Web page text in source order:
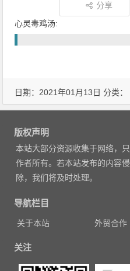
分享
心灵毒鸡汤:
日期：2021年01月13日 分类：
版权声明
本站大部分资源收集于网络，
作者所有。若本站发布的内容
除，我们将及时处理。
导航栏目
关于本站 外贸合作
关注